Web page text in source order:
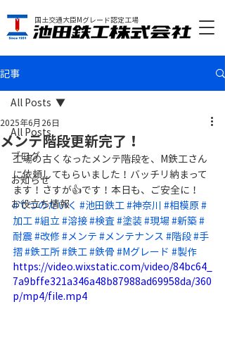
国土交通大臣Mグレード認定工場
記事
All Posts
ブログ
お知らせ
お役立ち情報
All Posts
メンテ階段更新完了！
2025年6月26日
工場の古くなったメンテ階段を、M鉄工さん
に依頼してもらいました！バッチリ納まって
ます！さすが👍です！本日も、ご安全に！
#てつのだいく #池田鉄工#神奈川 #相模原#
加工#組立#溶接#検査#塗装#現場#新築#
耐震#改修#メンテ #メンテナンス #階段#手
摺#鉄工所#鉄工#鉄骨 #Mグレード #製作
https://video.wixstatic.com/video/84bc64_
7a9bffe321a346a48b87988ad69958da/360
p/mp4/file.mp4